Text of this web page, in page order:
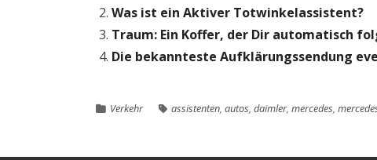
Was ist ein Aktiver Totwinkelassistent?
Traum: Ein Koffer, der Dir automatisch
Die bekannteste Aufklärungssendung
Verkehr assistenten, autos, daimler, mercedes,